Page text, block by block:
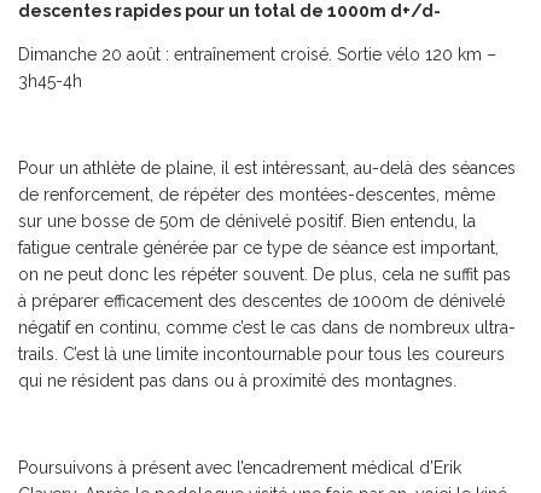
descentes rapides pour un total de 1000m d+/d-
Dimanche 20 août : entraînement croisé. Sortie vélo 120 km –
3h45-4h
Pour un athlète de plaine, il est intéressant, au-delà des séances
de renforcement, de répéter des montées-descentes, même
sur une bosse de 50m de dénivelé positif. Bien entendu, la
fatigue centrale générée par ce type de séance est important,
on ne peut donc les répéter souvent. De plus, cela ne suffit pas
à préparer efficacement des descentes de 1000m de dénivelé
négatif en continu, comme c’est le cas dans de nombreux ultra-
trails. C’est là une limite incontournable pour tous les coureurs
qui ne résident pas dans ou à proximité des montagnes.
Poursuivons à présent avec l’encadrement médical d’Erik